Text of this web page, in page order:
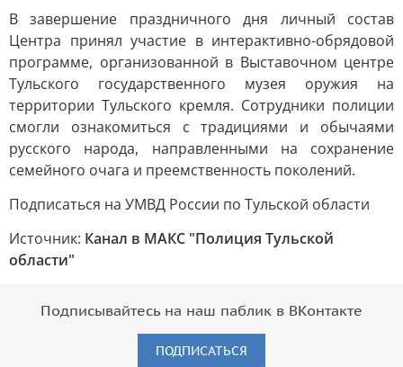
В завершение праздничного дня личный состав
Центра принял участие в интерактивно-обрядовой
программе, организованной в Выставочном центре
Тульского государственного музея оружия на
территории Тульского кремля. Сотрудники полиции
смогли ознакомиться с традициями и обычаями
русского народа, направленными на сохранение
семейного очага и преемственность поколений.
Подписаться на УМВД России по Тульской области
Источник: Канал в МАКС "Полиция Тульской
области"
Подписывайтесь на наш паблик в ВКонтакте
ПОДПИСАТЬСЯ